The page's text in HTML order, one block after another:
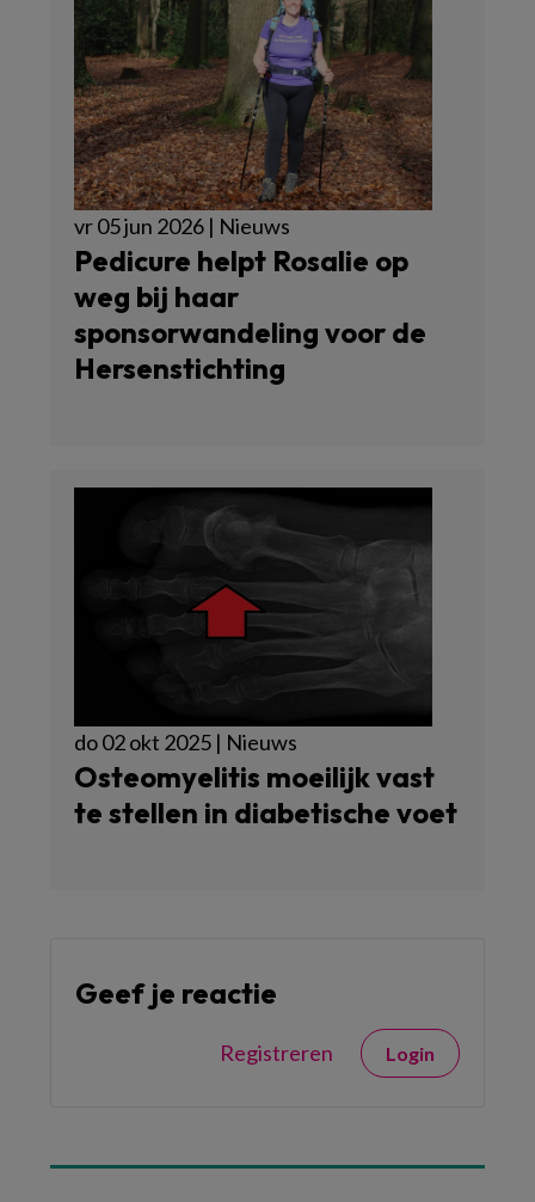
vr 05 jun 2026 | Nieuws
Pedicure helpt Rosalie op
weg bij haar
sponsorwandeling voor de
Hersenstichting
do 02 okt 2025 | Nieuws
Osteomyelitis moeilijk vast
te stellen in diabetische voet
Geef je reactie
Registreren Login